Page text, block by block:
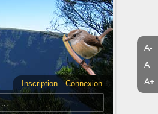
A-
A
A+
Inscription
Connexion